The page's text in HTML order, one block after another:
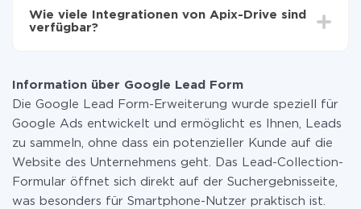
zahlen nur für die Datenmenge, die über unseren
Service von einem System auf ein anderes übertragen
Weitere Informationen zu
Tarifen
Wie viele Integrationen von Apix-Drive sind
verfügbar?
Information über Google Lead Form
Die Google Lead Form-Erweiterung wurde speziell für
Google Ads entwickelt und ermöglicht es Ihnen, Leads
zu sammeln, ohne dass ein potenzieller Kunde auf die
Website des Unternehmens geht. Das Lead-Collection-
Formular öffnet sich direkt auf der Suchergebnisseite,
was besonders für Smartphone-Nutzer praktisch ist.